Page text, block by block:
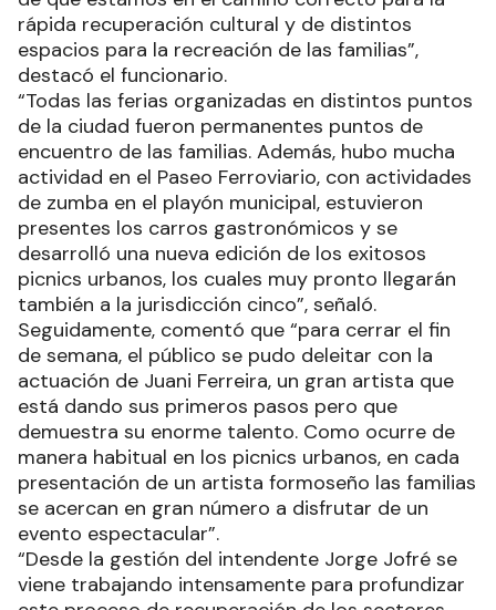
rápida recuperación cultural y de distintos
espacios para la recreación de las familias”,
destacó el funcionario.
“Todas las ferias organizadas en distintos puntos
de la ciudad fueron permanentes puntos de
encuentro de las familias. Además, hubo mucha
actividad en el Paseo Ferroviario, con actividades
de zumba en el playón municipal, estuvieron
presentes los carros gastronómicos y se
desarrolló una nueva edición de los exitosos
picnics urbanos, los cuales muy pronto llegarán
también a la jurisdicción cinco”, señaló.
Seguidamente, comentó que “para cerrar el fin
de semana, el público se pudo deleitar con la
actuación de Juani Ferreira, un gran artista que
está dando sus primeros pasos pero que
demuestra su enorme talento. Como ocurre de
manera habitual en los picnics urbanos, en cada
presentación de un artista formoseño las familias
se acercan en gran número a disfrutar de un
evento espectacular”.
“Desde la gestión del intendente Jorge Jofré se
viene trabajando intensamente para profundizar